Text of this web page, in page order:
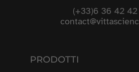
(+33)6 36 42
PRODOTTI